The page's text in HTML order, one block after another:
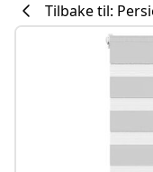
Tilbake til: